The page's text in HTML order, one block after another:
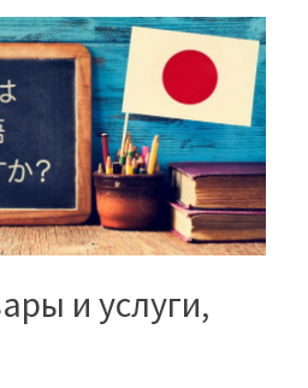
и услуги,